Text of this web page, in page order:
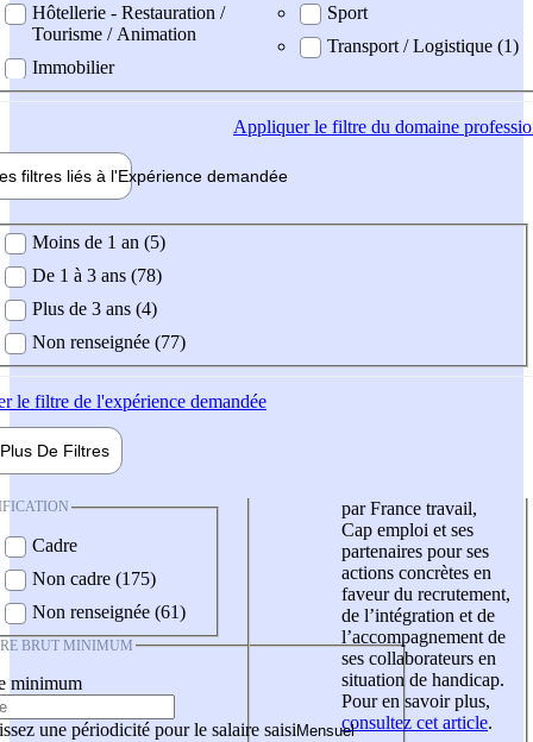
Hôtellerie - Restauration /
Tourisme / Animation
Immobilier
Sport
Transport / Logistique (1)
Appliquerle filtre du domaine
filtres liés à l'Expérience demandée
demandée
Moins de 1 an (5)
De 1 à 3 ans (78)
Plus de 3 ans (4)
Non renseignée (77)
le filtre de l'expérience demandée
Plus De Filtres
Cadre
Non cadre (175)
Non renseignée (61)
BRUT MINIMUM
minimum
une périodicité pour le salaire saisi
par France travail,
Cap emploi et ses
partenaires pour ses
actions concrètes en
faveur du recrutement,
de l’intégration et de
l’accompagnement de
ses collaborateurs en
situation de handicap.
Pour en savoir plus,
consultez cet article.